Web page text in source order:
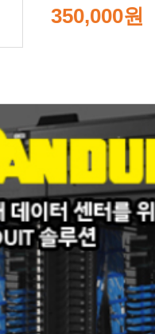
350,000원